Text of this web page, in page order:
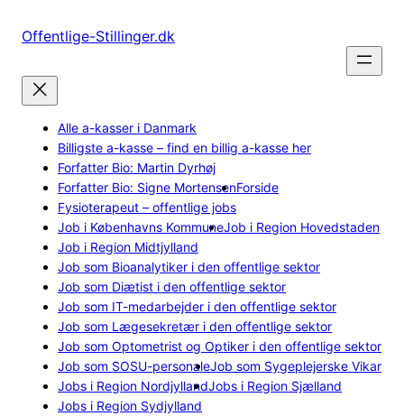
Offentlige-Stillinger.dk
Alle a-kasser i Danmark
Billigste a-kasse – find en billig a-kasse her
Forfatter Bio: Martin Dyrhøj
Forfatter Bio: Signe MortensenForside
Fysioterapeut – offentlige jobs
Job i Københavns KommuneJob i Region Hovedstaden
Job i Region Midtjylland
Job som Bioanalytiker i den offentlige sektor
Job som Diætist i den offentlige sektor
Job som IT-medarbejder i den offentlige sektor
Job som Lægesekretær i den offentlige sektor
Job som Optometrist og Optiker i den offentlige sektor
Job som SOSU-personaleJob som Sygeplejerske Vikar
Jobs i Region NordjyllandJobs i Region Sjælland
Jobs i Region Sydjylland